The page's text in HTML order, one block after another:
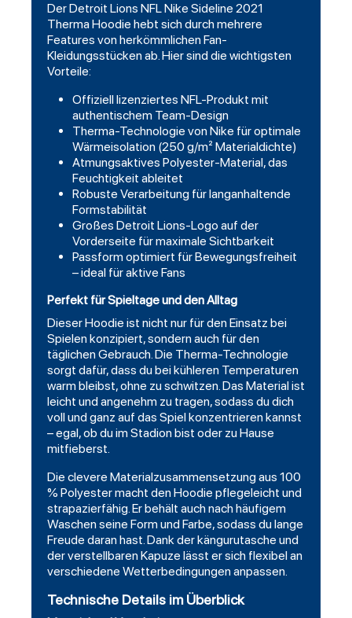
Der Detroit Lions NFL Nike Sideline 2021
Therma Hoodie hebt sich durch mehrere
Features von herkömmlichen Fan-
Kleidungsstücken ab. Hier sind die wichtigsten
Vorteile:
Offiziell lizenziertes NFL-Produkt mit
authentischem Team-Design
Therma-Technologie von Nike für optimale
Wärmeisolation (250 g/m² Materialdichte)
Atmungsaktives Polyester-Material, das
Feuchtigkeit ableitet
Robuste Verarbeitung für langanhaltende
Formstabilität
Großes Detroit Lions-Logo auf der
Vorderseite für maximale Sichtbarkeit
Passform optimiert für Bewegungsfreiheit
– ideal für aktive Fans
Perfekt für Spieltage und den Alltag
Dieser Hoodie ist nicht nur für den Einsatz bei
Spielen konzipiert, sondern auch für den
täglichen Gebrauch. Die Therma-Technologie
sorgt dafür, dass du bei kühleren Temperaturen
warm bleibst, ohne zu schwitzen. Das Material ist
leicht und angenehm zu tragen, sodass du dich
voll und ganz auf das Spiel konzentrieren kannst
– egal, ob du im Stadion bist oder zu Hause
mitfieberst.
Die clevere Materialzusammensetzung aus 100
% Polyester macht den Hoodie pflegeleicht und
strapazierfähig. Er behält auch nach häufigem
Waschen seine Form und Farbe, sodass du lange
Freude daran hast. Dank der kängurutasche und
der verstellbaren Kapuze lässt er sich flexibel an
verschiedene Wetterbedingungen anpassen.
Technische Details im Überblick